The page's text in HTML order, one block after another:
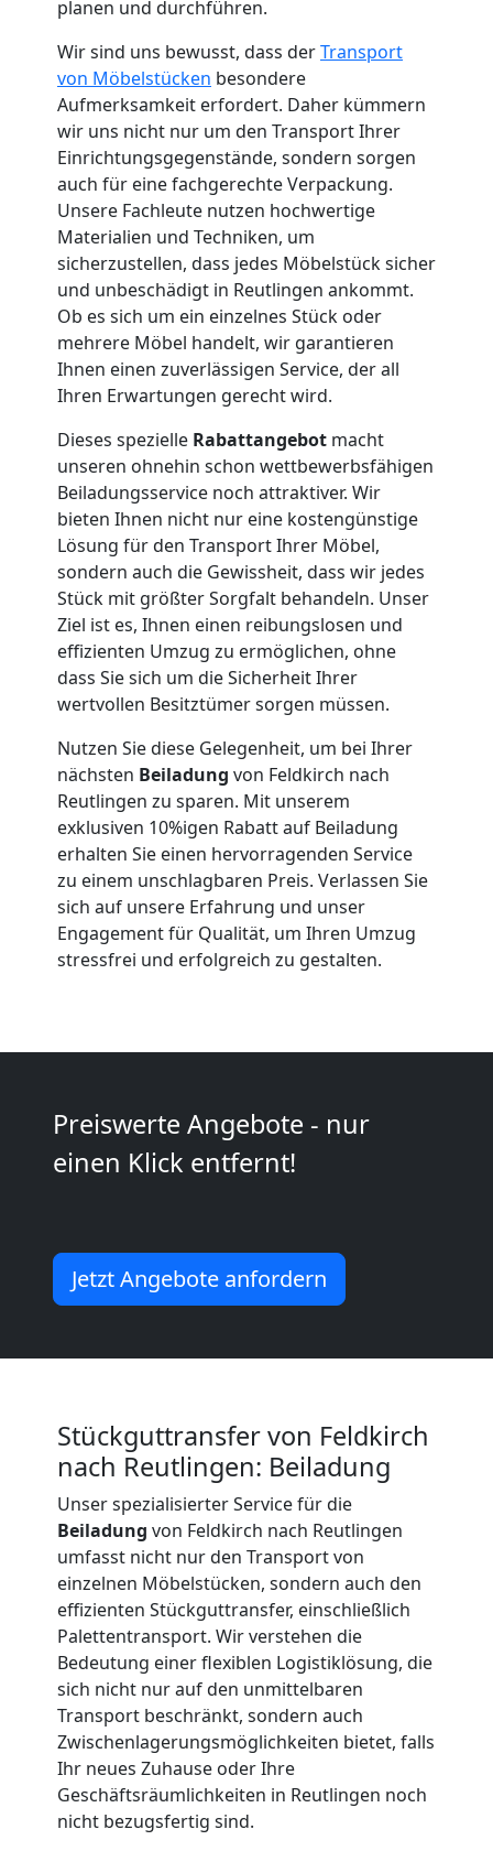
planen und durchführen.
Wir sind uns bewusst, dass derTransport
von Möbelstücken besondere
Aufmerksamkeit erfordert. Daher kümmern
wir uns nicht nur um den Transport Ihrer
Einrichtungsgegenstände, sondern sorgen
auch für eine fachgerechte Verpackung.
Unsere Fachleute nutzen hochwertige
Materialien und Techniken, um
sicherzustellen, dass jedes Möbelstück sicher
und unbeschädigt in Reutlingen ankommt.
Ob es sich um ein einzelnes Stück oder
mehrere Möbel handelt, wir garantieren
Ihnen einen zuverlässigen Service, der all
Ihren Erwartungen gerecht wird.
Dieses spezielle Rabattangebot macht
unseren ohnehin schon wettbewerbsfähigen
Beiladungsservice noch attraktiver. Wir
bieten Ihnen nicht nur eine kostengünstige
Lösung für den Transport Ihrer Möbel,
sondern auch die Gewissheit, dass wir jedes
Stück mit größter Sorgfalt behandeln. Unser
Ziel ist es, Ihnen einen reibungslosen und
effizienten Umzug zu ermöglichen, ohne
dass Sie sich um die Sicherheit Ihrer
wertvollen Besitztümer sorgen müssen.
Nutzen Sie diese Gelegenheit, um bei Ihrer
nächsten Beiladung von Feldkirch nach
Reutlingen zu sparen. Mit unserem
exklusiven 10%igen Rabatt auf Beiladung
erhalten Sie einen hervorragenden Service
zu einem unschlagbaren Preis. Verlassen Sie
sich auf unsere Erfahrung und unser
Engagement für Qualität, um Ihren Umzug
stressfrei und erfolgreich zu gestalten.
Preiswerte Angebote - nur
einen Klick entfernt!
Jetzt Angebote anfordern
Stückguttransfer von Feldkirch
nach Reutlingen: Beiladung
Unser spezialisierter Service für die
Beiladung von Feldkirch nach Reutlingen
umfasst nicht nur den Transport von
einzelnen Möbelstücken, sondern auch den
effizienten Stückguttransfer, einschließlich
Palettentransport. Wir verstehen die
Bedeutung einer flexiblen Logistiklösung, die
sich nicht nur auf den unmittelbaren
Transport beschränkt, sondern auch
Zwischenlagerungsmöglichkeiten bietet, falls
Ihr neues Zuhause oder Ihre
Geschäftsräumlichkeiten in Reutlingen noch
nicht bezugsfertig sind.
Feldkirch
Umzug
und
Lagerung
Feldkirch
Full-
Service-
Umzug
Feldkirch
Qualitäts-
Umzüge
Feldkirch
Vereinsumzug
Feldkirch
Anfrage
Möbeltransport
National
Möbeltransport
International
Beiladung
International
Internationaler
Umzug
Nationaler
Umzug